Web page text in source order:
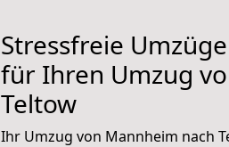
Stressfreie
für Ihren Umzug
Teltow
Ihr Umzug von Mannheim nach